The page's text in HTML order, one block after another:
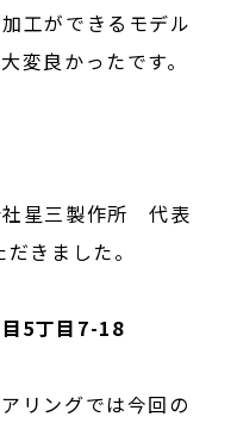
工ができるモデル
変良かったです。
社星三製作所 代表
きました。
5丁目7-18
リングでは今回の